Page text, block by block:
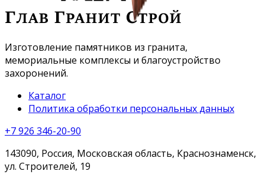
Изготовление памятников из гранита,
мемориальные комплексы и благоустройство
захоронений.
Каталог
Политика обработки персональных данных
+7 926 346-20-90
143090, Россия, Московская область, Краснознаменск,
ул. Строителей, 19